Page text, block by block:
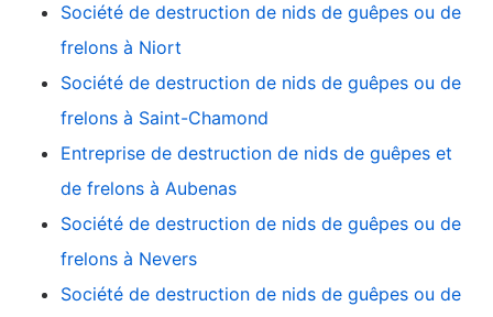
Société de destruction de nids de guêpes ou de
frelons à Niort
Société de destruction de nids de guêpes ou de
frelons à Saint-Chamond
Entreprise de destruction de nids de guêpes et
de frelons à Aubenas
Société de destruction de nids de guêpes ou de
frelons à Nevers
Société de destruction de nids de guêpes ou de